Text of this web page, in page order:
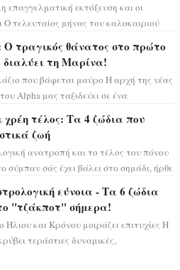
επαγγελματική εκτόξευση και οι
Ο τελευταίος μήνας του καλοκαιριού
τραγικός θάνατος στο πρώτο
διαλύει τη Μαρίνα!
που βάφεται μαύρο Η αρχή της νέας
Alpha μας ταξιδεύει σε ένα
χρέη τέλος: Τα 4 ζώδια που
ζωή
ανατροπή και το τέλος του πόνου
σύμπαν σάς έχει βάλει στο σημάδι, ήρθε
εύνοια - Τα 6 ζώδια
"τζάκποτ" σήμερα!
και Κρόνου μοιράζει επιτυχίες Η
τεράστιες δυναμικές,